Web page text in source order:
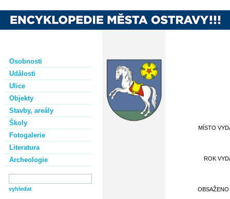
Osobnosti
Události
Ulice
Objekty
Stavby, areály
Školy
Fotogalerie
Literatura
Archeologie
MÍSTO
ROK
OBSAŽENO